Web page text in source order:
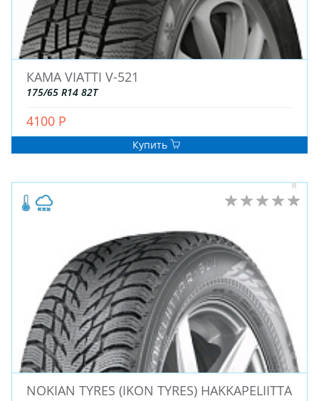
ЛЕТНИЕ
ВСЕСЕЗОННЫЕ
ЛИТЫЕ
ШТАМПОВАНЫЕ
ДЛЯ ГРУЗОВЫХ АВТО
ДЛЯ ГРУЗОВЫХ АВТО
ДЛЯ ЛЕГКОВЫХ АВТО
ШИНЫ
КАМА VIATTI V-521
175/65 R14 82T
4100 Р
Купить
NOKIAN TYRES (IKON TYRES) HAKKAPELIITTA